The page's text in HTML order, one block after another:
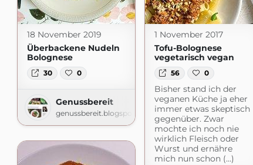
18 November 2019
Überbackene Nudeln
Bolognese
30 0
Genussbereit
genussbereit.blogspot.com
1 November 2017
Tofu-Bolognese
vegetarisch vegan
56 0
Bisher stand ich der
veganen Küche ja eher
immer etwas skeptisch
gegenüber. Zwar
mochte ich noch nie
wirklich Fleisch oder
Wurst und ernähre
mich nun schon (...)